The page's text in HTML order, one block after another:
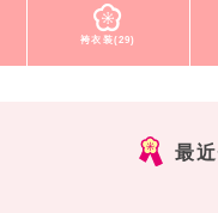
袴衣装(29)
最